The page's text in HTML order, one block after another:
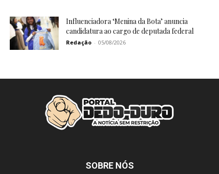
Influenciadora ‘Menina da Bota’ anuncia
candidatura ao cargo de deputada federal
Redação - 05/08/2026
SOBRE NÓS